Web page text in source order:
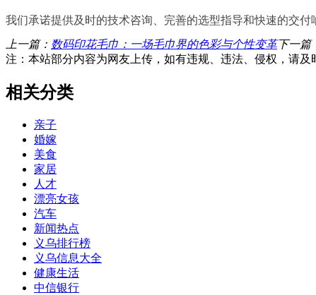
我们承诺提供及时的技术咨询、完善的选型指导和快速的交
上一篇： 数码印花毛巾：一场毛巾界的色彩与个性变革下一篇
注：本站部分内容为网友上传，如有违规、违法、侵权，请及
相关分类
亲子
婚嫁
美食
家居
人才
漂亮女孩
汽车
新闻热点
义乌排行榜
义乌信息大全
健康生活
中信银行